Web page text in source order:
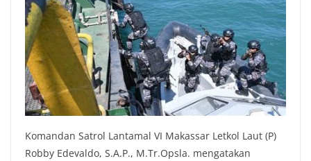
Komandan Satrol Lantamal VI Makassar Letkol Laut (P)
Robby Edevaldo, S.A.P., M.Tr.Opsla. mengatakan